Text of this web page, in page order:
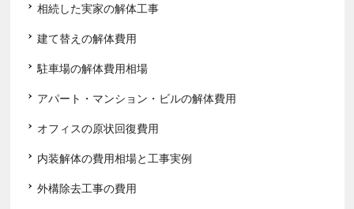
相続した実家の解体工事
建て替えの解体費用
駐車場の解体費用相場
アパート・マンション・ビルの解体費用
オフィスの原状回復費用
内装解体の費用相場と工事実例
外構除去工事の費用